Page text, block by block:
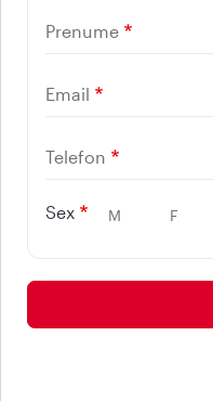
Prenume
Email
Telefon
Sex M F
REGINA MARIA
Protectia
© 2026 - Reteaua